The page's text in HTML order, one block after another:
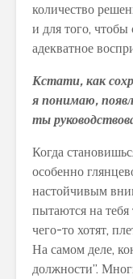
количество
и для того, чтобы
адекватное
Кстати, как
я понимаю,
ты
Когда
особенно
настойчивым
пытаются на тебя
чего-то хотят,
На самом деле,
должности”.